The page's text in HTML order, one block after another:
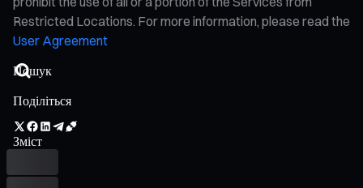
Restricted Locations. For more information, please read the
User Agreement
Поділіться
Зміст